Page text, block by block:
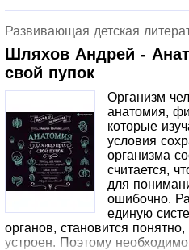
в премудростях этой науки,
планету глазами знающего
Развивающая детская
Шляхов Андрей -
свой пупок
Организм
анатомия,
которые
условия
организма
считается,
для
ошибочно.
единую
органов, становится
устроен. Поэтому